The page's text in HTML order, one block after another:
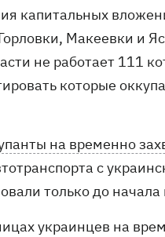
капитальных
Макеевки и
не работает 111
которые
на временно
с
только до начала
украинцев на